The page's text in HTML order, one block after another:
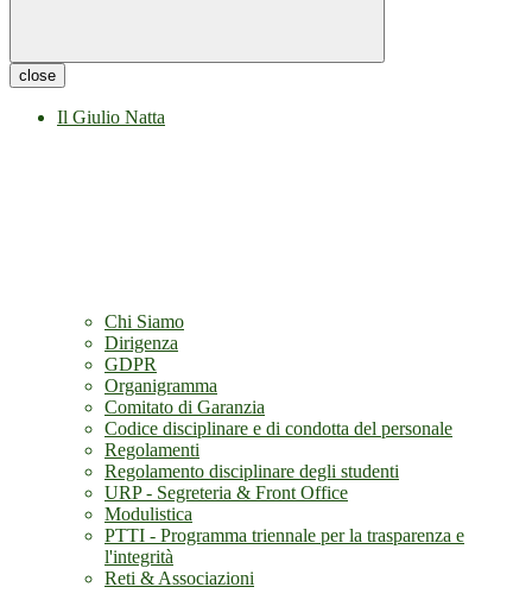
close
Il Giulio Natta
Chi Siamo
Dirigenza
GDPR
Organigramma
Comitato di Garanzia
Codice disciplinare e di condotta del personale
Regolamenti
Regolamento disciplinare degli studenti
URP - Segreteria & Front Office
Modulistica
PTTI - Programma triennale per la trasparenza e
l'integrità
Reti & Associazioni